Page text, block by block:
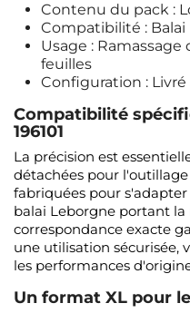
Contenu du pack :
Compatibilité : Balai
Usage :
feuilles
Configuration :
Compatibilité
196101
La précision est
détachées pour
fabriquées pour
balai Leborgne portant la
correspondance exacte
une utilisation sécurisée,
les performances
Un format XL pour